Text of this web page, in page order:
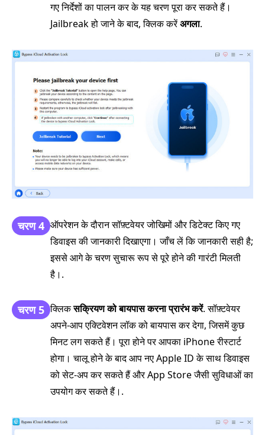
गए निर्देशों का पालन कर के यह चरण पूरा कर सकते हैं।
Jailbreak हो जाने के बाद, क्लिक करेंअगला.
चरण 4 ऑपरेशन के दौरान सॉफ़्टवेयर जोखिमों और डिटेक्ट किए गए
डिवाइस की जानकारी दिखाएगा। जाँच लें कि जानकारी सही है;
इससे आगे के चरण सुचारू रूप से पूरे होने की गारंटी मिलती
है।.
चरण 5 क्लिकसक्रियण को बायपास करना प्रारंभ करें. सॉफ़्टवेयर
अपने‑आप एक्टिवेशन लॉक को बायपास कर देगा, जिसमें कुछ
मिनट लग सकते हैं। पूरा होने पर आपका iPhone रीस्टार्ट
होगा। चालू होने के बाद आप नए Apple ID के साथ डिवाइस
को सेट‑अप कर सकते हैं और App Store जैसी सुविधाओं का
उपयोग कर सकते हैं।.